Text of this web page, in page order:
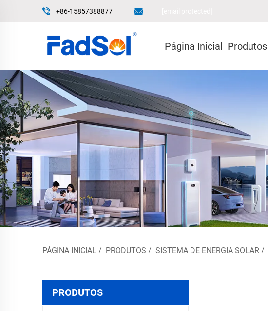
+86-15857388877
Página Inicial Produtos
PÁGINA INICIAL / PRODUTOS / SISTEMA DE ENERGIA SOLAR /
PRODUTOS